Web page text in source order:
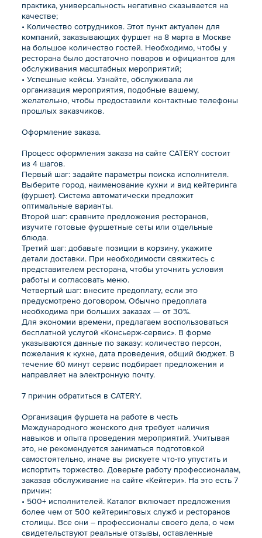
практика, универсальность негативно сказывается на
качестве;
• Количество сотрудников. Этот пункт актуален для
компаний, заказывающих фуршет на 8 марта в Москве
на большое количество гостей. Необходимо, чтобы у
ресторана было достаточно поваров и официантов для
обслуживания масштабных мероприятий;
• Успешные кейсы. Узнайте, обслуживала ли
организация мероприятия, подобные вашему,
желательно, чтобы предоставили контактные телефоны
прошлых заказчиков.
Оформление заказа.
Процесс оформления заказа на сайте CATERY состоит
из 4 шагов.
Первый шаг: задайте параметры поиска исполнителя.
Выберите город, наименование кухни и вид кейтеринга
(фуршет). Система автоматически предложит
оптимальные варианты.
Второй шаг: сравните предложения ресторанов,
изучите готовые фуршетные сеты или отдельные
блюда.
Третий шаг: добавьте позиции в корзину, укажите
детали доставки. При необходимости свяжитесь с
представителем ресторана, чтобы уточнить условия
работы и согласовать меню.
Четвертый шаг: внесите предоплату, если это
предусмотрено договором. Обычно предоплата
необходима при больших заказах — от 30%.
Для экономии времени, предлагаем воспользоваться
бесплатной услугой «Консьерж-сервис». В форме
указываются данные по заказу: количество персон,
пожелания к кухне, дата проведения, общий бюджет. В
течение 60 минут сервис подбирает предложения и
направляет на электронную почту.
7 причин обратиться в CATERY.
Организация фуршета на работе в честь
Международного женского дня требует наличия
навыков и опыта проведения мероприятий. Учитывая
это, не рекомендуется заниматься подготовкой
самостоятельно, иначе вы рискуете что-то упустить и
испортить торжество. Доверьте работу профессионалам,
заказав обслуживание на сайте «Кейтери». На это есть 7
причин:
• 500+ исполнителей. Каталог включает предложения
более чем от 500 кейтеринговых служб и ресторанов
столицы. Все они – профессионалы своего дела, о чем
свидетельствуют реальные отзывы, оставленные